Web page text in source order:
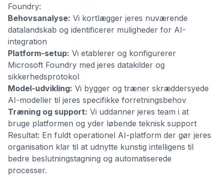
Foundry:
Behovsanalyse: Vi kortlægger jeres nuværende
datalandskab og identificerer muligheder for AI-
integration
Platform-setup: Vi etablerer og konfigurerer
Microsoft Foundry med jeres datakilder og
sikkerhedsprotokol
Model-udvikling: Vi bygger og træner skræddersyede
AI-modeller til jeres specifikke forretningsbehov
Træning og support: Vi uddanner jeres team i at
bruge platformen og yder løbende teknisk support
Resultat: En fuldt operationel AI-platform der gør jeres
organisation klar til at udnytte kunstig intelligens til
bedre beslutningstagning og automatiserede
processer.